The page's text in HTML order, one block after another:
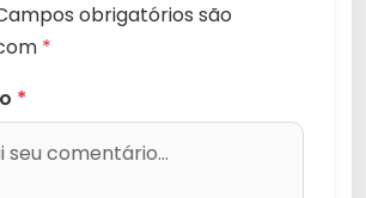
obrigatórios são
*
*